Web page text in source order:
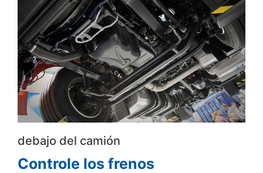
debajo del camión
Controle los frenos